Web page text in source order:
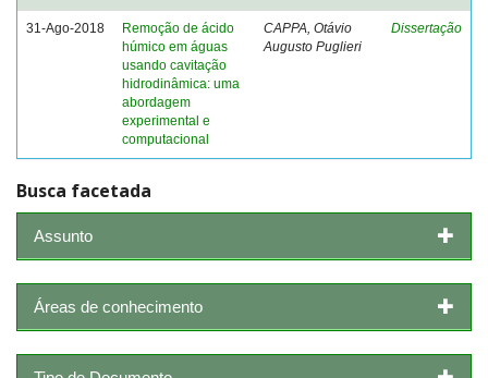
31-Ago-2018
Remoção de ácido
húmico em águas
usando cavitação
hidrodinâmica: uma
abordagem
experimental e
computacional
CAPPA, Otávio
Augusto Puglieri
Dissertação
Busca facetada
Assunto
Áreas de conhecimento